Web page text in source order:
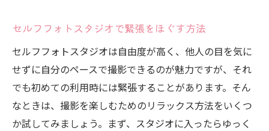
セルフフォトスタジオで緊張をほぐす方法
セルフフォトスタジオは自由度が高く、他人の目を気に
せずに自分のペースで撮影できるのが魅力ですが、それ
でも初めての利用時には緊張することがあります。そん
なときは、撮影を楽しむためのリラックス方法をいくつ
か試してみましょう。まず、スタジオに入ったらゆっく